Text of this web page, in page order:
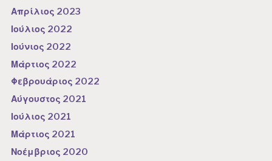
Απρίλιος 2023
Ιούλιος 2022
Ιούνιος 2022
Μάρτιος 2022
Φεβρουάριος 2022
Αύγουστος 2021
Ιούλιος 2021
Μάρτιος 2021
Νοέμβριος 2020